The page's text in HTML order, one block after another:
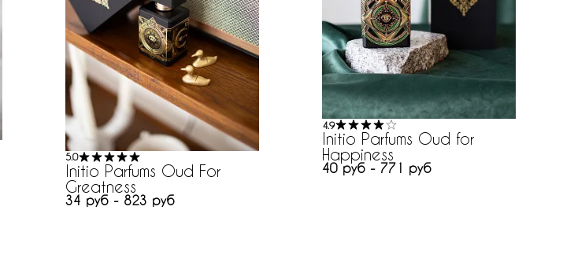
5.0
Initio Parfums Oud For
Greatness
34 руб - 823 руб
4.9
Initio Parfums Oud for
Happiness
40 руб - 771 руб